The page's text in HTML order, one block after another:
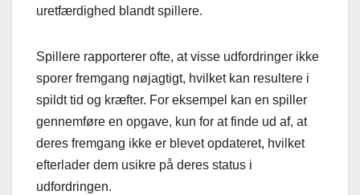
uretfærdighed blandt spillere.
Spillere rapporterer ofte, at visse udfordringer ikke
sporer fremgang nøjagtigt, hvilket kan resultere i
spildt tid og kræfter. For eksempel kan en spiller
gennemføre en opgave, kun for at finde ud af, at
deres fremgang ikke er blevet opdateret, hvilket
efterlader dem usikre på deres status i
udfordringen.